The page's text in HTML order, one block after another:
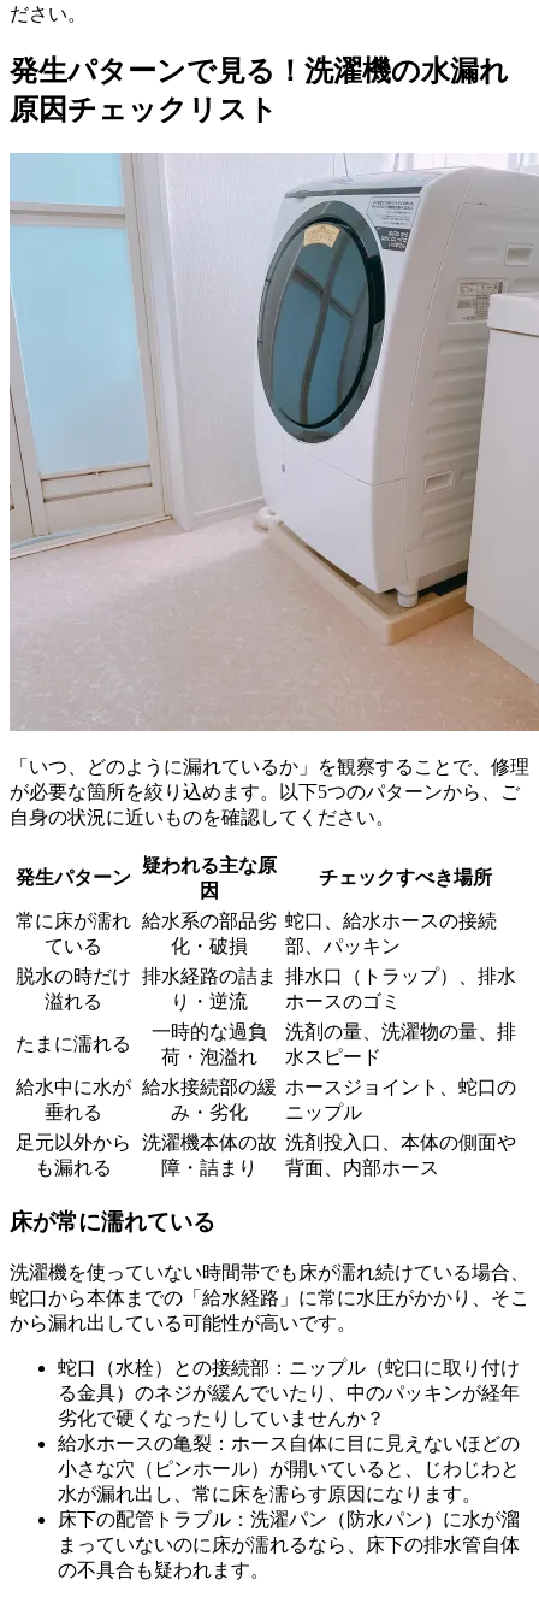
ださい。
発生パターンで見る！洗濯機の水漏れ
原因チェックリスト
「いつ、どのように漏れているか」を観察することで、修理
が必要な箇所を絞り込めます。以下5つのパターンから、ご
自身の状況に近いものを確認してください。
発生パターン
疑われる主な原
因
チェックすべき場所
常に床が濡れ
ている
給水系の部品劣
化・破損
蛇口、給水ホースの接続
部、パッキン
脱水の時だけ
溢れる
排水経路の詰ま
り・逆流
排水口（トラップ）、排水
ホースのゴミ
たまに濡れる
一時的な過負
荷・泡溢れ
洗剤の量、洗濯物の量、排
水スピード
給水中に水が
垂れる
給水接続部の緩
み・劣化
ホースジョイント、蛇口の
ニップル
足元以外から
も漏れる
洗濯機本体の故
障・詰まり
洗剤投入口、本体の側面や
背面、内部ホース
床が常に濡れている
洗濯機を使っていない時間帯でも床が濡れ続けている場合、
蛇口から本体までの「給水経路」に常に水圧がかかり、そこ
から漏れ出している可能性が高いです。
蛇口（水栓）との接続部：ニップル（蛇口に取り付け
る金具）のネジが緩んでいたり、中のパッキンが経年
劣化で硬くなったりしていませんか？
給水ホースの亀裂：ホース自体に目に見えないほどの
小さな穴（ピンホール）が開いていると、じわじわと
水が漏れ出し、常に床を濡らす原因になります。
床下の配管トラブル：洗濯パン（防水パン）に水が溜
まっていないのに床が濡れるなら、床下の排水管自体
の不具合も疑われます。